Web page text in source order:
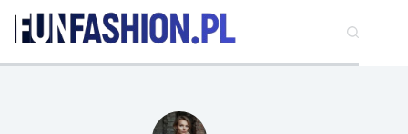
treści